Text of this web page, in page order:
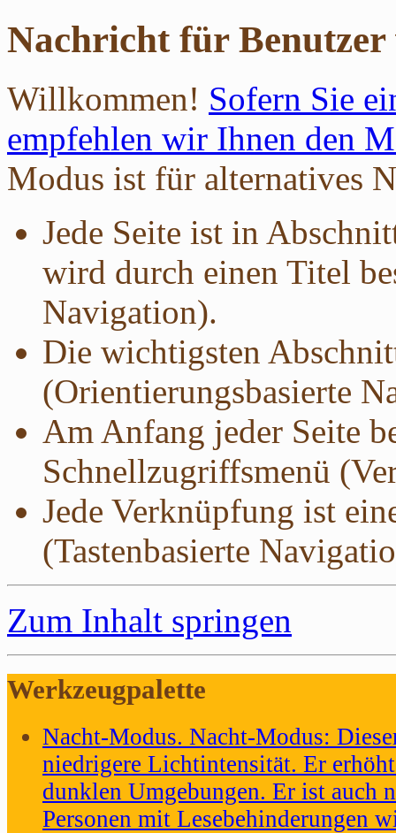
Nachricht für Benutzer
Willkommen! Sofern Sie
empfehlen wir Ihnen den
Modus ist für alternatives
Jede Seite ist in
wird durch einen Titel
Navigation).
Die wichtigsten
(Orientierungsbasierte
Am Anfang jeder Seite
Schnellzugriffsmenü
Jede Verknüpfung ist
(Tastenbasierte
Zum Inhalt springen
Werkzeugpalette
Nacht-Modus. Nacht-Modus:
niedrigere Lichtintensität. Er
dunklen Umgebungen. Er ist auch
Personen mit Lesebehinderungen